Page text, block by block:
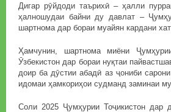
Дигар рӯйдоди таърихӣ – ҳалли
ҳалношудаи байни ду давлат –
шартнома дар бораи муайян кардани
Ҳамчунин, шартнома миёни
Ӯзбекистон дар бораи нуқтаи
доир ба дӯстии абадӣ аз ҷониби
идомаи ҳамкориҳои судманд заминаи
Соли 2025 Ҷумҳурии Тоҷикистон дар